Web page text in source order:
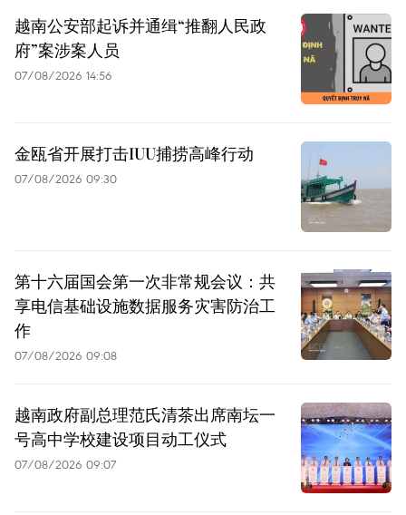
越南公安部起诉并通缉“推翻人民政
府”案涉案人员
07/08/2026 14:56
金瓯省开展打击IUU捕捞高峰行动
07/08/2026 09:30
第十六届国会第一次非常规会议：共
享电信基础设施数据服务灾害防治工
作
07/08/2026 09:08
越南政府副总理范氏清茶出席南坛一
号高中学校建设项目动工仪式
07/08/2026 09:07